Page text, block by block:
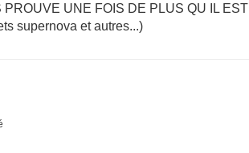
UNE FOIS DE PLUS QU IL EST
supernova et autres...)